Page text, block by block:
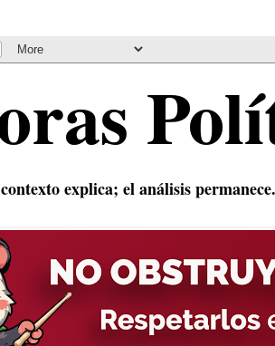
explica; el análisis